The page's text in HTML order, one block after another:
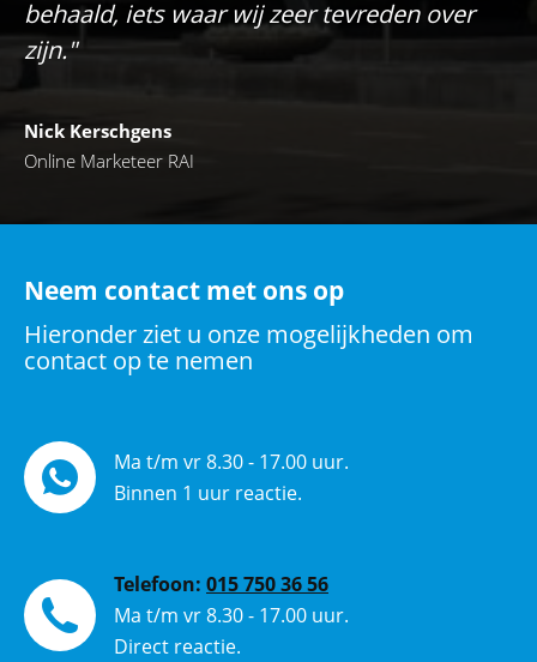
behaald, iets waar wij zeer tevreden over
zijn."
Nick Kerschgens
Online Marketeer RAI
Neem contact met ons op
Hieronder ziet u onze mogelijkheden om
contact op te nemen
Ma t/m vr 8.30 - 17.00 uur.
Binnen 1 uur reactie.
Telefoon: 015 750 36 56
Ma t/m vr 8.30 - 17.00 uur.
Direct reactie.